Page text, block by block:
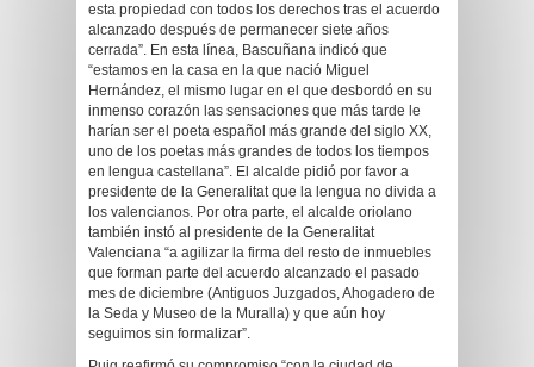
esta propiedad con todos los derechos tras el acuerdo
alcanzado después de permanecer siete años
cerrada”. En esta línea, Bascuñana indicó que
“estamos en la casa en la que nació Miguel
Hernández, el mismo lugar en el que desbordó en su
inmenso corazón las sensaciones que más tarde le
harían ser el poeta español más grande del siglo XX,
uno de los poetas más grandes de todos los tiempos
en lengua castellana”. El alcalde pidió por favor a
presidente de la Generalitat que la lengua no divida a
los valencianos. Por otra parte, el alcalde oriolano
también instó al presidente de la Generalitat
Valenciana “a agilizar la firma del resto de inmuebles
que forman parte del acuerdo alcanzado el pasado
mes de diciembre (Antiguos Juzgados, Ahogadero de
la Seda y Museo de la Muralla) y que aún hoy
seguimos sin formalizar”.